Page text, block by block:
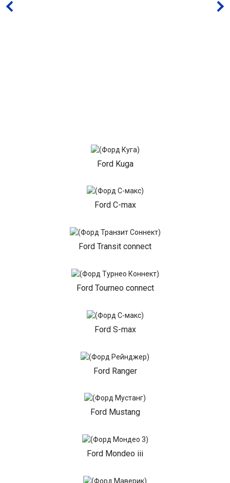
Ford Kuga
Ford C-max
Ford Transit connect
Ford Tourneo connect
Ford S-max
Ford Ranger
Ford Mustang
Ford Mondeo iii